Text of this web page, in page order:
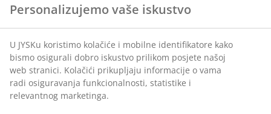
Personalizujemo vaše iskustvo
U JYSKu koristimo kolačiće i mobilne identifikatore kako
bismo osigurali dobro iskustvo prilikom posjete našoj
web stranici. Kolačići prikupljaju informacije o vama
radi osiguravanja funkcionalnosti, statistike i
relevantnog marketinga.